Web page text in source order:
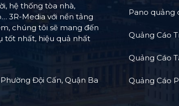
hệ thống tòa nhà,
3R-Media với nền tảng
chúng tôi sẽ mang đến
tốt nhất, hiệu quả nhất
Đội Cấn, Quận Ba
Pano quảng
Quảng Cáo
Quảng Cáo
Quảng Cáo